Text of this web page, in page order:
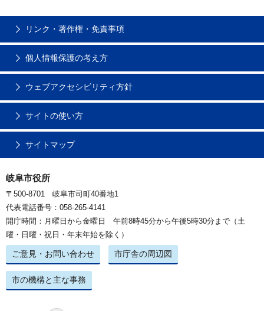
リンク・著作権・免責事項
個人情報保護の考え方
ウェブアクセシビリティ方針
サイトの使い方
サイトマップ
岐阜市役所
〒500-8701 岐阜市司町40番地1
代表電話番号：058-265-4141
開庁時間：月曜日から金曜日 午前8時45分から午後5時30分まで（土
曜・日曜・祝日・年末年始を除く）
ご意見・お問い合わせ 市庁舎の周辺図
市の機構と主な事務